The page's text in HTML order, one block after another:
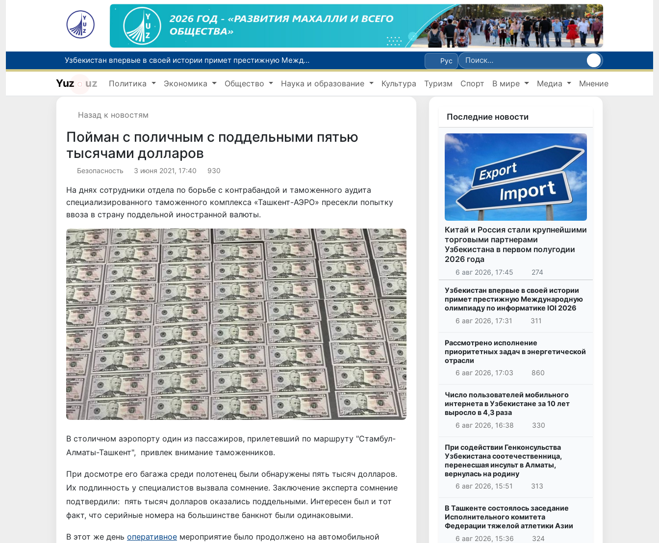
Узбекистан впервые в своей истории примет престижную Международную олимпиаду по информатике IOI 2026
Число пользователей мобильного интернета в Узбекистане за 10 лет выросло в 4,3 раза
При содействии Генконсульства Узбекистана соотечественница, перенесшая инсульт в Алматы, вернулась на родину
Рус
Yuz uz Политика Экономика Общество Наука и образование Культура Туризм Спорт В мире Медиа Мнение
Назад к новостям
Пойман с поличным с поддельными пятью
тысячами долларов
Безопасность 3 июня 2021, 17:40 930
На днях сотрудники отдела по борьбе с контрабандой и таможенного аудита
специализированного таможенного комплекса «Ташкент-АЭРО» пресекли попытку
ввоза в страну поддельной иностранной валюты.
В столичном аэропорту один из пассажиров, прилетевший по маршруту "Стамбул-
Алматы-Ташкент", привлек внимание таможенников.
При досмотре его багажа среди полотенец ​​были обнаружены пять тысяч долларов.
Их подлинность у специалистов вызвала сомнение. Заключение эксперта сомнение
подтвердили: пять тысяч долларов оказались поддельными. Интересен был и тот
факт, что серийные номера на большинстве банкнот были одинаковыми.
В этот же день оперативное мероприятие было продолжено на автомобильной
Последние новости
Китай и Россия стали крупнейшими
торговыми партнерами
Узбекистана в первом полугодии
2026 года
6 авг 2026, 17:45 274
Узбекистан впервые в своей истории
примет престижную Международную
олимпиаду по информатике IOI 2026
6 авг 2026, 17:31
311
Рассмотрено исполнение
приоритетных задач в энергетической
отрасли
6 авг 2026, 17:03
860
Число пользователей мобильного
интернета в Узбекистане за 10 лет
выросло в 4,3 раза
6 авг 2026, 16:38
330
При содействии Генконсульства
Узбекистана соотечественница,
перенесшая инсульт в Алматы,
вернулась на родину
6 авг 2026, 15:51
313
В Ташкенте состоялось заседание
Исполнительного комитета
Федерации тяжелой атлетики Азии
6 авг 2026, 15:36
324